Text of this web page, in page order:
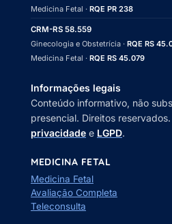
Medicina Fetal · RQE PR 238
CRM-RS 58.559
Ginecologia e Obstetrícia · RQE RS
Medicina Fetal · RQE RS 45.079
Informações legais
Conteúdo informativo, não
presencial. Direitos reservados.
privacidade e LGPD.
MEDICINA FETAL
Medicina Fetal
Avaliação Completa
Teleconsulta